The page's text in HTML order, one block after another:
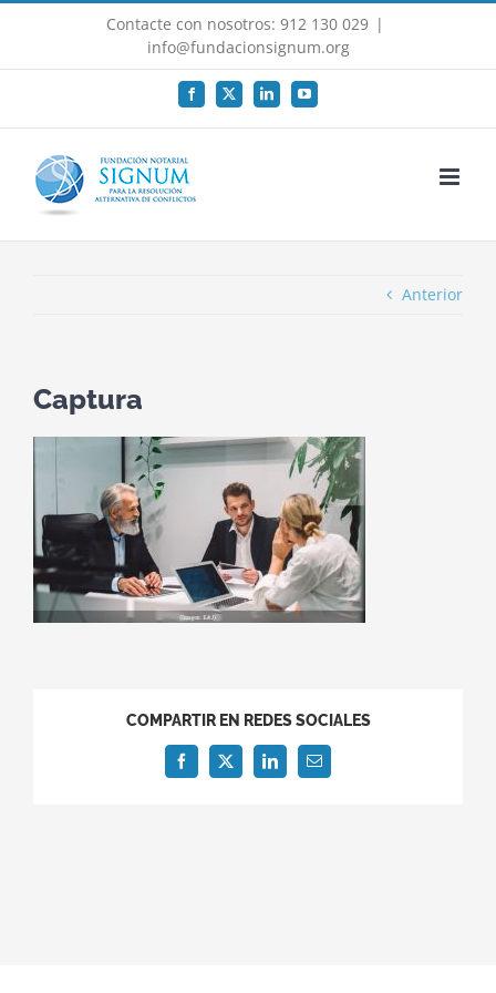
Saltar
Contacte con nosotros: 912 130 029 |
info@fundacionsignum.org
Facebook
X LinkedInYouTube
Anterior
Captura
COMPARTIR EN REDES SOCIALES
Facebook
X LinkedInCorreo
electrónico